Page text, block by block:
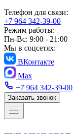
Телефон для связи:
+7 964 342-39-00
Режим работы:
Пн-Вс: 9:00 - 21:00
Мы в соцсетях:
ВКонтакте
Max
+7 964 342-39-00
Заказать звонок